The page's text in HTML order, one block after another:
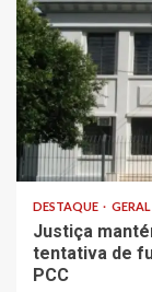
DESTAQUE GERAL
Justiça
tentativa de
PCC